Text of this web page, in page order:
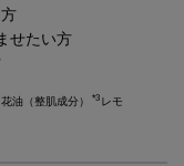
せたい方
油（整肌成分） *3 レモ